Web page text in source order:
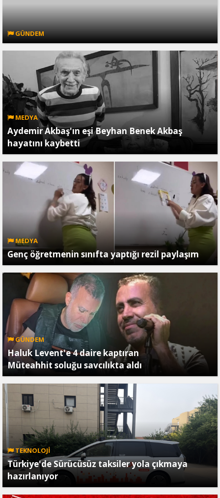
GÜNDEM
MEDYA
Aydemir Akbaş'ın eşi Beyhan Benek Akbaş
hayatını kaybetti
MEDYA
Genç öğretmenin sınıfta yaptığı rezil paylaşım
GÜNDEM
Haluk Levent'e 4 daire kaptıran
Müteahhit soluğu savcılıkta aldı
TEKNOLOJİ
Türkiye'de Sürücüsüz taksiler yola çıkmaya
hazırlanıyor